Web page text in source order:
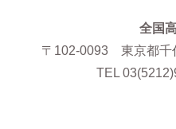
全国
〒102-0093 東京都千
TEL